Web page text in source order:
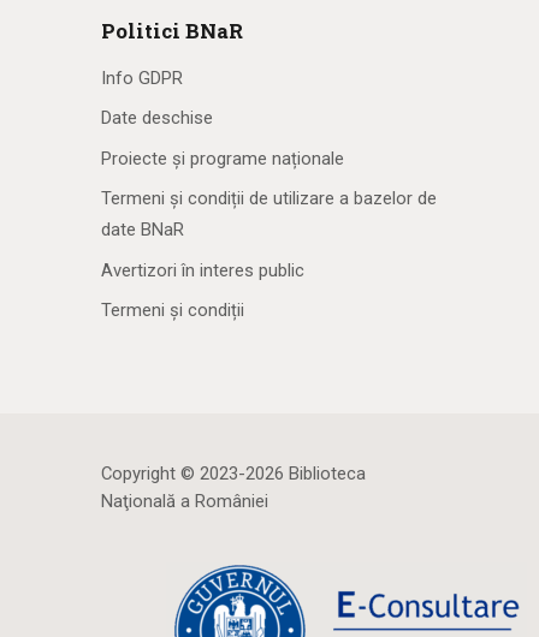
Politici BNaR
Info GDPR
Date deschise
Proiecte și programe naționale
Termeni și condiții de utilizare a bazelor de
date BNaR
Avertizori în interes public
Termeni și condiții
Copyright © 2023-2026 Biblioteca
Naţională a României